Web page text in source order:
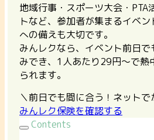
地域行事・スポーツ大会・PTA
トなど、参加者が集まるイベ
への備えも大切です。
みんレクなら、イベント前日
みでき、1人あたり29円〜で熱
られます。
＼前日でも間に合う！ネット
みんレク保険を確認する
Contents